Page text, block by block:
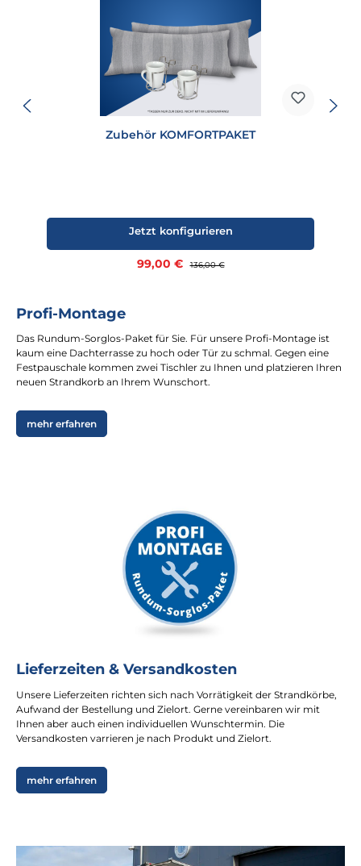
Zubehör KOMFORTPAKET
Verkaufspreis:
99,00 € Regulärer Preis:
136,00 €
Jetzt konfigurieren
Profi-Montage
Das Rundum-Sorglos-Paket für Sie. Für unsere Profi-Montage ist
kaum eine Dachterrasse zu hoch oder Tür zu schmal. Gegen eine
Festpauschale kommen zwei Tischler zu Ihnen und platzieren Ihren
neuen Strandkorb an Ihrem Wunschort.
mehr erfahren
Lieferzeiten & Versandkosten
Unsere Lieferzeiten richten sich nach Vorrätigkeit der Strandkörbe,
Aufwand der Bestellung und Zielort. Gerne vereinbaren wir mit
Ihnen aber auch einen individuellen Wunschtermin. Die
Versandkosten varrieren je nach Produkt und Zielort.
mehr erfahren